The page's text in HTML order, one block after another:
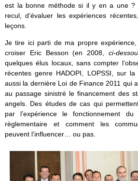
est la bonne méthode si il y en a une ?
recul, d’évaluer les expériences
leçons.
Je tire ici parti de ma propre expérience,
croiser Eric Besson (en 2008, ci-
quelques élus locaux, sans compter
récentes genre HADOPI, LOPSSI, sur
aussi la dernière Loi de Finance 2011 qui
au passage sinistré le financement des
angels. Des études de cas qui
par l’expérience le fonctionnement
règlementaire et comment les
peuvent l’influencer… ou pas.